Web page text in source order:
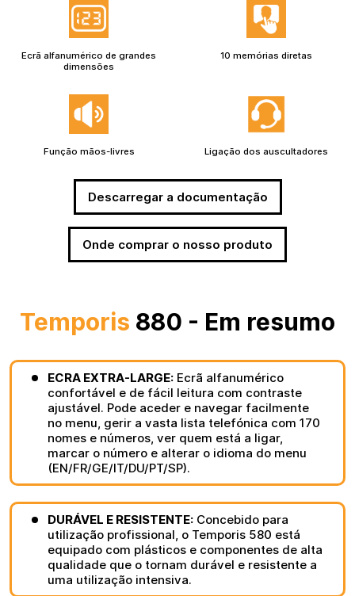
Ecrã alfanumérico de grandes
dimensões
10 memórias diretas
Função mãos-livres Ligação dos auscultadores
Descarregar a documentação
Onde comprar o nosso produto
Temporis 880 - Em resumo
ECRA EXTRA-LARGE: Ecrã alfanumérico
confortável e de fácil leitura com contraste
ajustável. Pode aceder e navegar facilmente
no menu, gerir a vasta lista telefónica com 170
nomes e números, ver quem está a ligar,
marcar o número e alterar o idioma do menu
(EN/FR/GE/IT/DU/PT/SP).
DURÁVEL E RESISTENTE: Concebido para
utilização profissional, o Temporis 580 está
equipado com plásticos e componentes de alta
qualidade que o tornam durável e resistente a
uma utilização intensiva.